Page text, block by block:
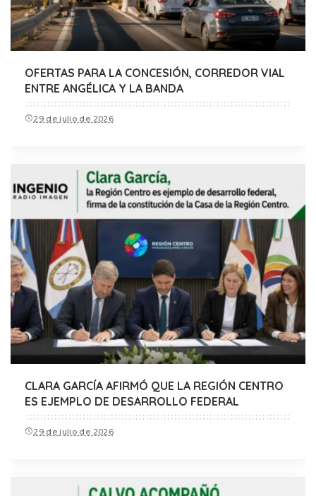
OFERTAS PARA LA CONCESIÓN, CORREDOR VIAL
ENTRE ANGÉLICA Y LA BANDA
29 de julio de 2026
CLARA GARCÍA AFIRMÓ QUE LA REGIÓN CENTRO
ES EJEMPLO DE DESARROLLO FEDERAL
29 de julio de 2026